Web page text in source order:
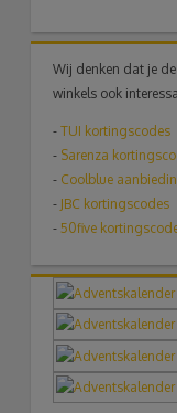
Wij denken dat je
winkels ook
-TUI kortingscodes
- Sarenza
- Coolblue
- JBC kortingscodes
-50five